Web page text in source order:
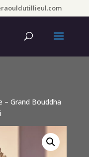
– Grand Bouddha